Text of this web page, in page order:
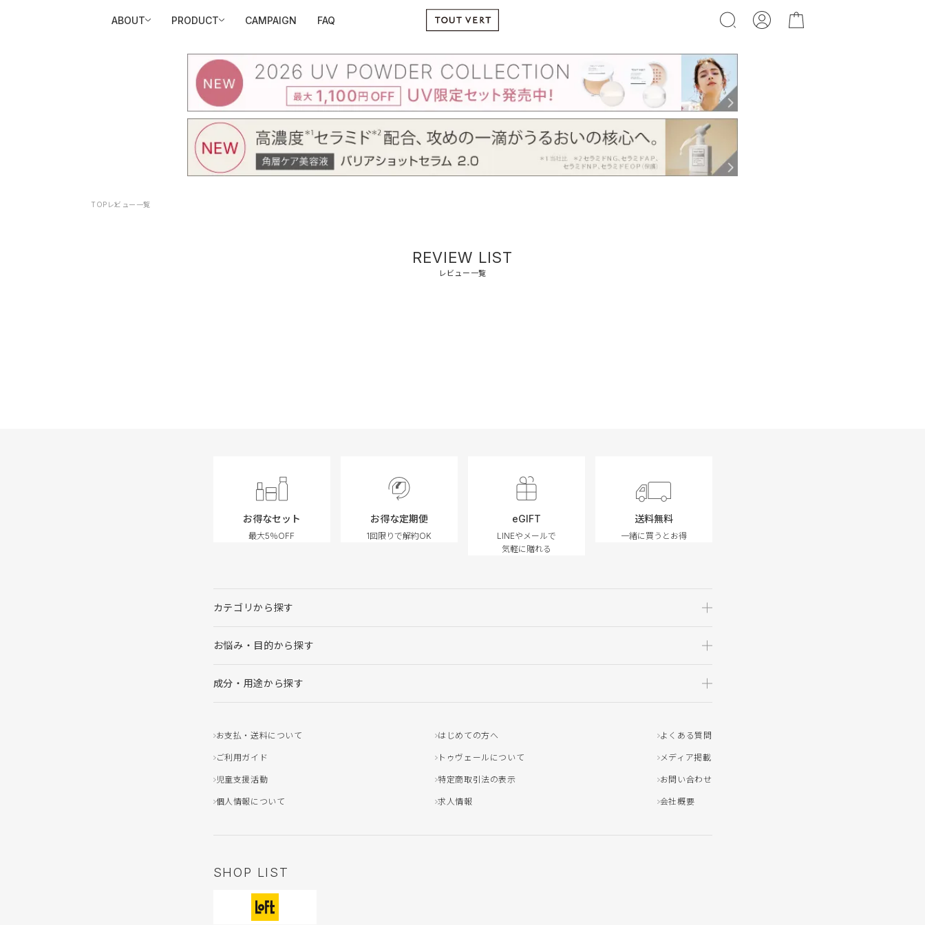
ABOUT PRODUCT CAMPAIGN FAQ
TOP レビュー一覧
REVIEW LIST
レビュー一覧
お得なセット
最大5％OFF
お得な定期便
1回限りで解約OK
eGIFT
LINEやメールで
気軽に贈れる
送料無料
一緒に買うとお得
カテゴリから探す
お悩み・目的から探す
成分・用途から探す
お支払・送料について はじめての方へ よくある質問
ご利用ガイド トゥヴェールについて メディア掲載
児童支援活動 特定商取引法の表示 お問い合わせ
個人情報について 求人情報 会社概要
SHOP LIST